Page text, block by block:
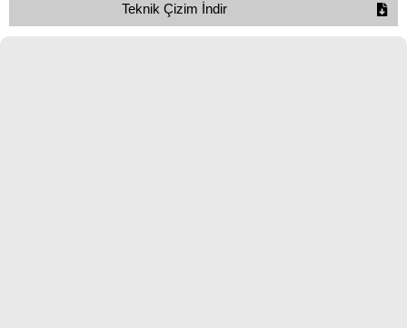
Teknik Çizim İndir